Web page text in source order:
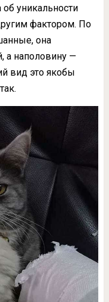
об уникальности
фактором. По
она
а наполовину —
вид это якобы